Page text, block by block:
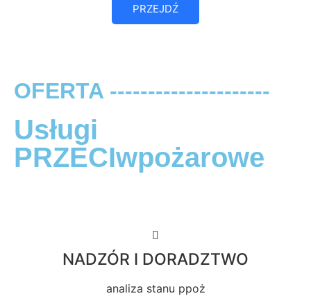
PRZEJDŹ
OFERTA ---------------------
Usługi
PRZECIwpożarowe
NADZÓR I DORADZTWO
analiza stanu ppoż